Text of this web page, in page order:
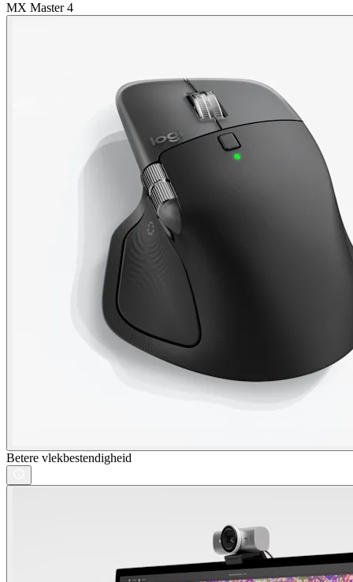
MX Master 4
Betere vlekbestendigheid